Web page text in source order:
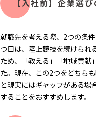
【入社前】企業選
就職先を考える際、2つの条
つ目は、陸上競技を続けられ
ため、「教える」「地域貢献
た。現在、この2つをどちら
と現実にはギャップがある
することをおすすめします。